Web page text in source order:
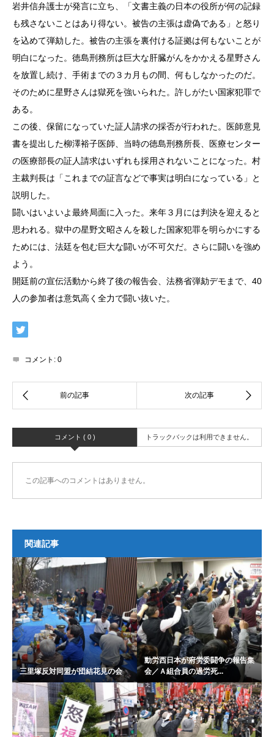
岩井信弁護士が発言に立ち、「文書主義の日本の役所が何の記録
も残さないことはあり得ない。被告の主張は虚偽である」と怒り
を込めて弾劾した。被告の主張を裏付ける証拠は何もないことが
明白になった。徳島刑務所は巨大な肝臓がんをかかえる星野さん
を放置し続け、手術までの３カ月もの間、何もしなかったのだ。
そのために星野さんは獄死を強いられた。許しがたい国家犯罪で
ある。
この後、保留になっていた証人請求の採否が行われた。医師意見
書を提出した柳澤裕子医師、当時の徳島刑務所長、医療センター
の医療部長の証人請求はいずれも採用されないことになった。村
主裁判長は「これまでの証言などで事実は明白になっている」と
説明した。
闘いはいよいよ最終局面に入った。来年３月には判決を迎えると
思われる。獄中の星野文昭さんを殺した国家犯罪を明らかにする
ためには、法廷を包む巨大な闘いが不可欠だ。さらに闘いを強め
よう。
開廷前の宣伝活動から終了後の報告会、法務省弾劾デモまで、40
人の参加者は意気高く全力で闘い抜いた。
コメント: 0
コメント ( 0 ) トラックバックは利用できません。
この記事へのコメントはありません。
関連記事
三里塚反対同盟が団結花見の会
動労西日本が府労委闘争の報告集
会／Ａ組合員の過労死...